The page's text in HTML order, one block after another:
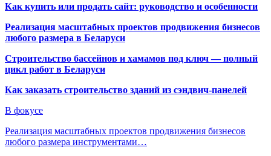
Как купить или продать сайт: руководство и особенности
Реализация масштабных проектов продвижения бизнесов
любого размера в Беларуси
Строительство бассейнов и хамамов под ключ — полный
цикл работ в Беларуси
Как заказать строительство зданий из сэндвич-панелей
В фокусе
Реализация масштабных проектов продвижения бизнесов
любого размера инструментами…